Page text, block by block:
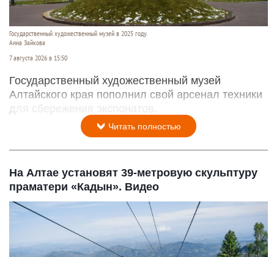
Государственный художественный музей в 2025 году.
Анна Зайкова
7 августа 2026 в 15:50
Государственный художественный музей
Алтайского края пополнил свой арсенал техники
для сбережения экспонатов.
Читать полностью
На Алтае установят 39-метровую скульптуру
праматери «Кадын». Видео